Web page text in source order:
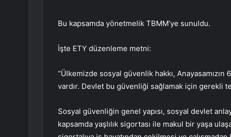
Bu kapsamda yönetmelik TBMM’ye sunuldu.
İşte ETY düzenleme metni:
“Ülkemizde sosyal güvenlik hakkı,
vardır. Devlet bu güvenliği sağlamak için gerekli
Sosyal güvenliğin genel yapısı, sosyal devlet
kapsamda yaşlılık sigortası ile makul bir yaşa